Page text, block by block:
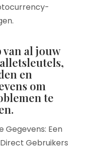
van al jouw
en
om
te
Gegevens: Een
Gebruikers